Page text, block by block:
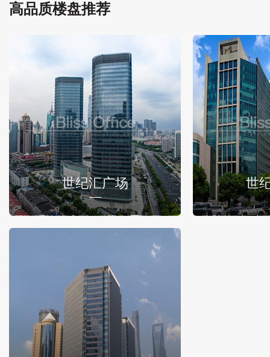
高品质楼盘推荐
世纪汇广场 世